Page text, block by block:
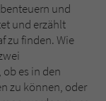
und
und erzählt
zu finden. Wie
es in den
zu können, oder